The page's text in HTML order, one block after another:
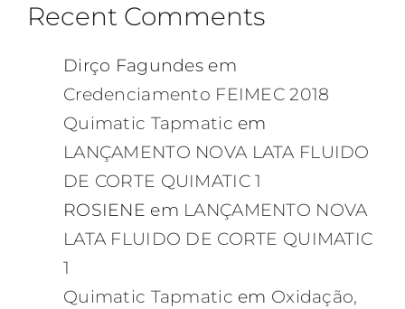
Recent Comments
Dirço Fagundes em
Credenciamento FEIMEC 2018
Quimatic Tapmatic em
LANÇAMENTO NOVA LATA FLUIDO
DE CORTE QUIMATIC 1
ROSIENE em LANÇAMENTO NOVA
LATA FLUIDO DE CORTE QUIMATIC
1
Quimatic Tapmatic em Oxidação,